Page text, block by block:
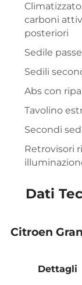
carboni
posteriori
Sedile
Sedili
Abs con
Tavolino
Secondi
Retrovisori
Dati
Citroen
Dettagli